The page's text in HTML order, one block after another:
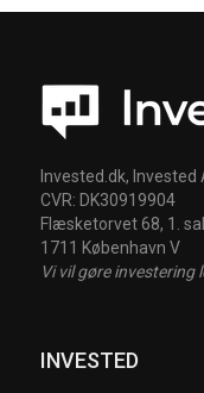
Invested.dk, Invested
CVR: DK30919904
Flæsketorvet 68, 1. sal
1711 København V
Vi vil gøre
INVESTED